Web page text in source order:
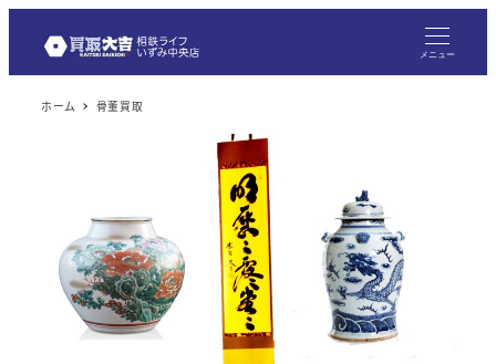
メニュー
ホーム 骨董買取